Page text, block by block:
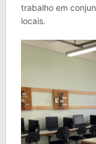
trabalho em
locais.